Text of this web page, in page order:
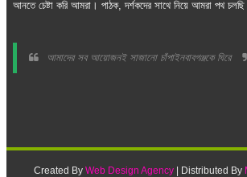
আনতে চেষ্টা করি আমরা। পাঠক, দর্শকদের সাথে নিয়ে আমরা পথ
আমাদের সব আয়োজনই সাজানো চাঁপাইনবাবগঞ্জকে ঘিরে
Created By Web Design Agency| Distributed By